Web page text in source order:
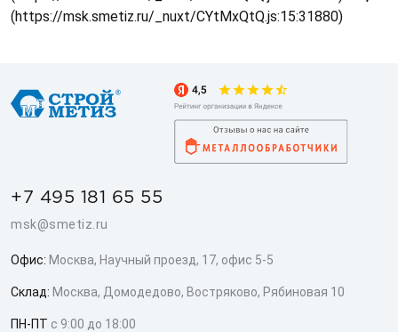
(https://msk.smetiz.ru/_nuxt/CYtMxQtQ.js:15:31880)
+7 495 181 65 55
msk@smetiz.ru
Офис: Москва, Научный проезд, 17, офис 5-5
Склад: Москва, Домодедово, Востряково, Рябиновая 10
ПН-ПТ с 9:00 до 18:00